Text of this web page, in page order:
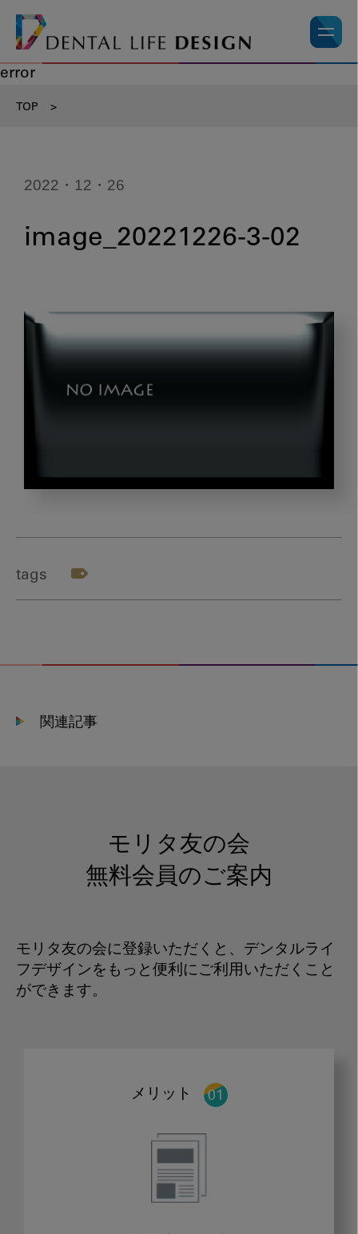
error
TOP >
2022・12・26
image_20221226-3-02
02
tags
関連記事
モリタ友の会
無料会員のご案内
モリタ友の会に登録いただくと、デンタルライ
フデザインをもっと便利にご利用いただくこと
ができます。
メリット